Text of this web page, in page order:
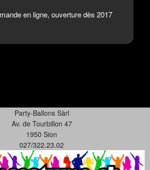
en ligne, ouverture dès 2017
Party-Ballons Sàrl
Av. de Tourbillon 47
1950 Sion
027/322.23.02